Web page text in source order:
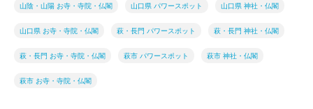
山陰・山陽 お寺・寺院・仏閣 山口県 パワースポット 山口県 神社・仏閣
山口県 お寺・寺院・仏閣 萩・長門 パワースポット 萩・長門 神社・仏閣
萩・長門 お寺・寺院・仏閣 萩市 パワースポット 萩市 神社・仏閣
萩市 お寺・寺院・仏閣